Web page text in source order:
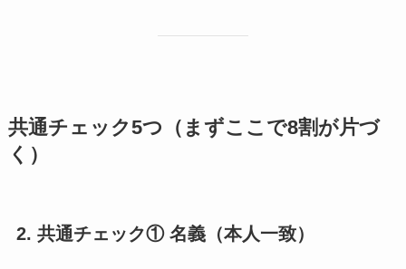
共通チェック5つ（まずここで8割が片づ
く）
2. 共通チェック① 名義（本人一致）